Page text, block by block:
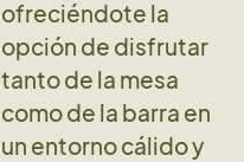
ofreciéndote la
opción de disfrutar
tanto de la mesa
como de la barra en
un entorno cálido y